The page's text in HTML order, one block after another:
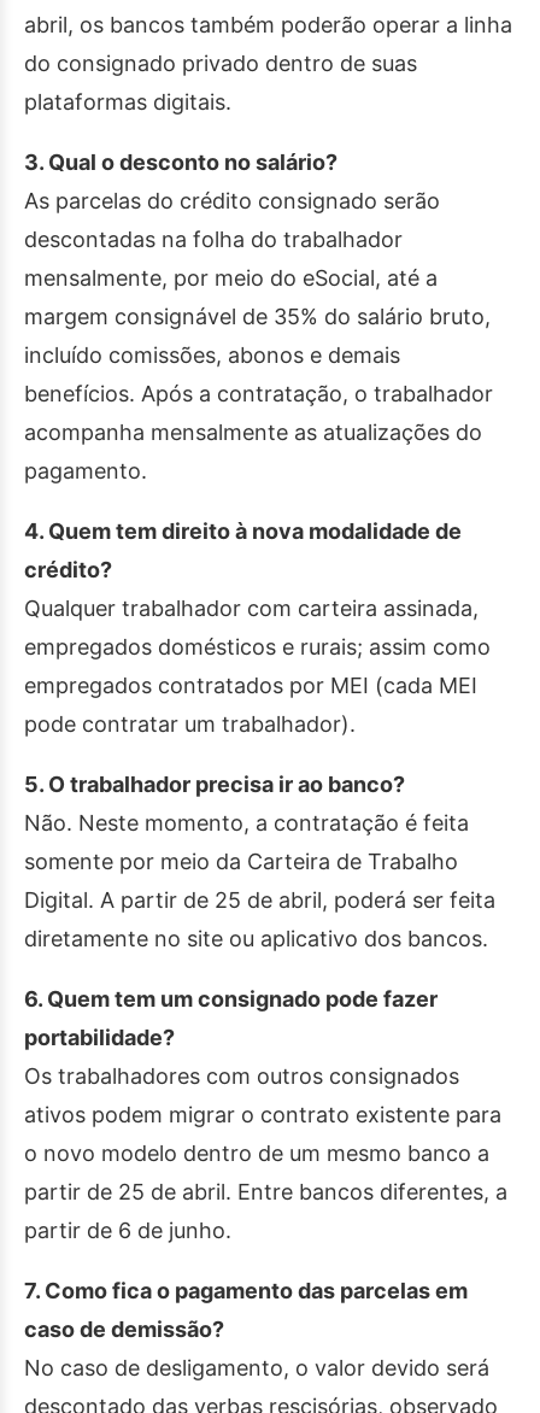
abril, os bancos também poderão operar a linha
do consignado privado dentro de suas
plataformas digitais.
3. Qual o desconto no salário?
As parcelas do crédito consignado serão
descontadas na folha do trabalhador
mensalmente, por meio do eSocial, até a
margem consignável de 35% do salário bruto,
incluído comissões, abonos e demais
benefícios. Após a contratação, o trabalhador
acompanha mensalmente as atualizações do
pagamento.
4. Quem tem direito à nova modalidade de
crédito?
Qualquer trabalhador com carteira assinada,
empregados domésticos e rurais; assim como
empregados contratados por MEI (cada MEI
pode contratar um trabalhador).
5. O trabalhador precisa ir ao banco?
Não. Neste momento, a contratação é feita
somente por meio da Carteira de Trabalho
Digital. A partir de 25 de abril, poderá ser feita
diretamente no site ou aplicativo dos bancos.
6. Quem tem um consignado pode fazer
portabilidade?
Os trabalhadores com outros consignados
ativos podem migrar o contrato existente para
o novo modelo dentro de um mesmo banco a
partir de 25 de abril. Entre bancos diferentes, a
partir de 6 de junho.
7. Como fica o pagamento das parcelas em
caso de demissão?
No caso de desligamento, o valor devido será
descontado das verbas rescisórias, observado